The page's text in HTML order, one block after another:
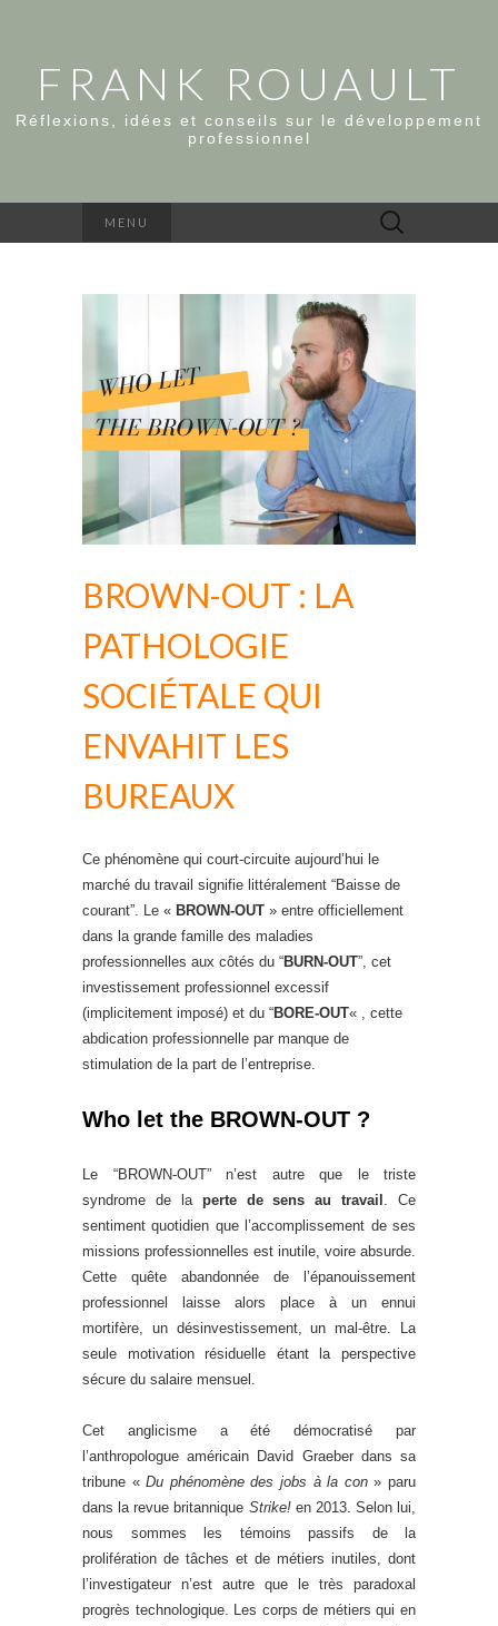
FRANK ROUAULT
Réflexions, idées et conseils sur le développement
professionnel
MENU Rechercher :
BROWN-OUT : LA
PATHOLOGIE
SOCIÉTALE QUI
ENVAHIT LES
BUREAUX
Ce phénomène qui court-circuite aujourd’hui le
marché du travail signifie littéralement “Baisse de
courant”. Le « BROWN-OUT » entre officiellement
dans la grande famille des maladies
professionnelles aux côtés du “BURN-OUT”, cet
investissement professionnel excessif
(implicitement imposé) et du “BORE-OUT« , cette
abdication professionnelle par manque de
stimulation de la part de l’entreprise.
Who let the BROWN-OUT ?
Le “BROWN-OUT” n’est autre que le triste
syndrome de la perte de sens au travail . Ce
sentiment quotidien que l’accomplissement de ses
missions professionnelles est inutile, voire absurde.
Cette quête abandonnée de l’épanouissement
professionnel laisse alors place à un ennui
mortifère, un désinvestissement, un mal-être. La
seule motivation résiduelle étant la perspective
sécure du salaire mensuel.
Cet anglicisme a été démocratisé par
l’anthropologue américain David Graeber dans sa
tribune «Du phénomène des jobs à la con» paru
dans la revue britannique Strike!en 2013. Selon lui,
nous sommes les témoins passifs de la
prolifération de tâches et de métiers inutiles, dont
l’investigateur n’est autre que le très paradoxal
progrès technologique. Les corps de métiers qui en